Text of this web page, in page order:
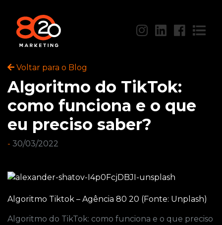
Voltar para o Blog
Algoritmo do TikTok:
como funciona e o que
eu preciso saber?
- 30/03/2022
Algoritmo Tiktok – Agência 80 20 (Fonte: Unplash)
Algoritmo do TikTok: como funciona e o que preciso